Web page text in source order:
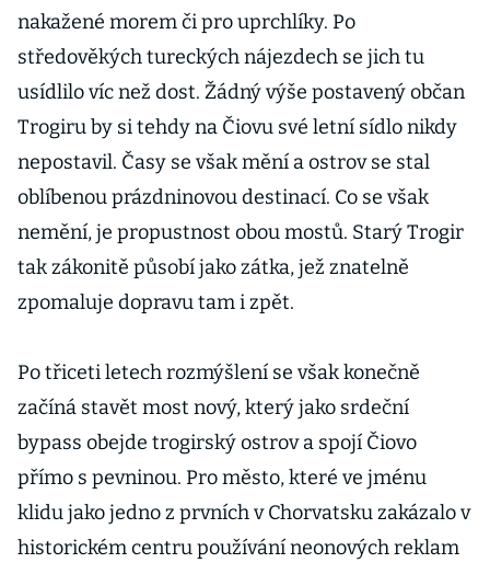
nakažené morem či pro uprchlíky. Po
středověkých tureckých nájezdech se jich tu
usídlilo víc než dost. Žádný výše postavený občan
Trogiru by si tehdy na Čiovu své letní sídlo nikdy
nepostavil. Časy se však mění a ostrov se stal
oblíbenou prázdninovou destinací. Co se však
nemění, je propustnost obou mostů. Starý Trogir
tak zákonitě působí jako zátka, jež znatelně
zpomaluje dopravu tam i zpět.
Po třiceti letech rozmýšlení se však konečně
začíná stavět most nový, který jako srdeční
bypass obejde trogirský ostrov a spojí Čiovo
přímo s pevninou. Pro město, které ve jménu
klidu jako jedno z prvních v Chorvatsku zakázalo v
historickém centru používání neonových reklam